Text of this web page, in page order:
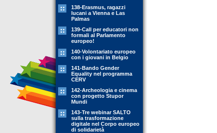
138-Erasmus, ragazzi
lucani a Vienna e Las
Palmas
139-Call per educatori non
formali al Parlamento
europeo!
140-Volontariato europeo
con i giovani in Belgio
141-Bando Gender
Equality nel programma
CERV
142-Archeologia e cinema
con progetto Stupor
Mundi
143-Tre webinar SALTO
sulla trasformazione
digitale nel Corpo europeo
di solidarietà